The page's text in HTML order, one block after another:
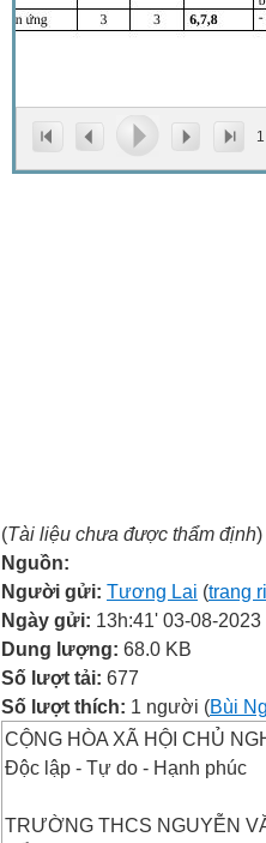
1
(Tài liệu chưa được thẩm định)
Nguồn:
Người gửi: Tương Lai (trang
Ngày gửi: 13h:41' 03-08-2023
Dung lượng: 68.0 KB
Số lượt tải: 677
Số lượt thích: 1 người (Bùi
CỘNG HÒA XÃ HỘI CHỦ
Độc lập - Tự do - Hạnh phúc
TRƯỜNG THCS NGUYỄN